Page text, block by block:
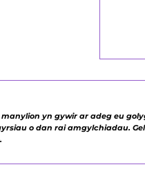
yn gywir ar adeg eu
o dan rai amgylchiadau.